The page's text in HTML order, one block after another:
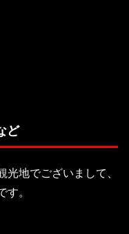
ど
地でございまして、
す。